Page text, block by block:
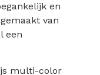
en
van
een
multi-color